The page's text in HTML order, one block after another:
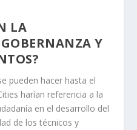
LA
Y
pueden hacer hasta el
harían referencia a la
en el desarrollo del
de los técnicos y